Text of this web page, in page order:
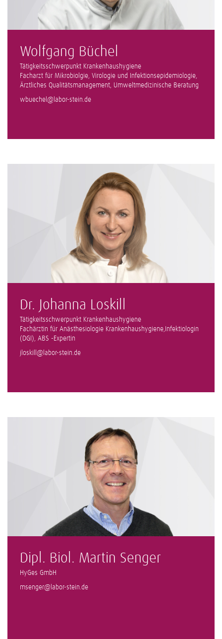
Wolfgang Büchel
Tätigkeitsschwerpunkt Krankenhaushygiene
Facharzt für Mikrobiolgie, Virologie und Infektionsepidemiologie,
Ärztliches Qualitätsmanagement, Umweltmedizinische Beratung
wbuechel@labor-stein.de
Dr. Johanna Loskill
Tätigkeitsschwerpunkt Krankenhaushygiene
Fachärztin für Anästhesiologie Krankenhaushygiene,Infektiologin
(DGI), ABS -Expertin
jloskill@labor-stein.de
Dipl. Biol. Martin Senger
HyGes GmbH
msenger@labor-stein.de